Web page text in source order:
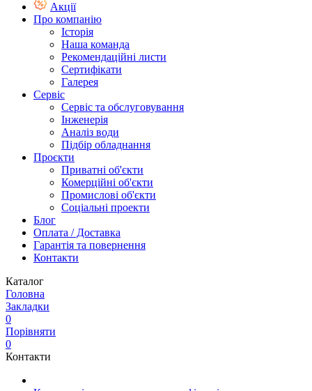
Акції
Про компанію
Історія
Наша команда
Рекомендаційні листи
Сертифікати
Галерея
Сервіс
Сервіс та обслуговування
Інженерія
Аналіз води
Підбір обладнання
Проєкти
Приватні об'єкти
Комерційні об'єкти
Промислові об'єкти
Соціальні проекти
Блог
Оплата / Доставка
Гарантія та повернення
Контакти
Каталог
Головна
Закладки
0
Порівняти
0
Контакти